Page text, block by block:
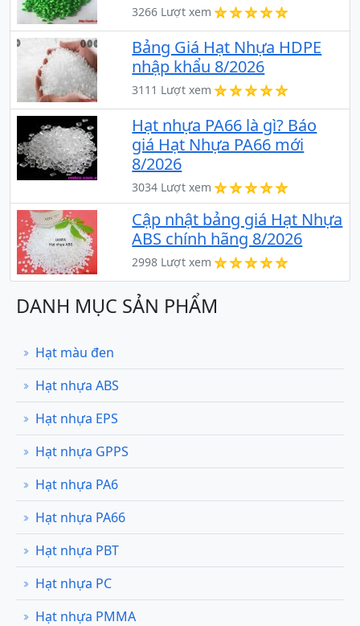
3266 Lượt xem
Bảng Giá Hạt Nhựa HDPE
nhập khẩu 8/2026
3111 Lượt xem
Hạt nhựa PA66 là gì? Báo
giá Hạt Nhựa PA66 mới
8/2026
3034 Lượt xem
Cập nhật bảng giá Hạt Nhựa
ABS chính hãng 8/2026
2998 Lượt xem
DANH MỤC SẢN PHẨM
Hạt màu đen
Hạt nhựa ABS
Hạt nhựa EPS
Hạt nhựa GPPS
Hạt nhựa PA6
Hạt nhựa PA66
Hạt nhựa PBT
Hạt nhựa PC
Hạt nhựa PMMA